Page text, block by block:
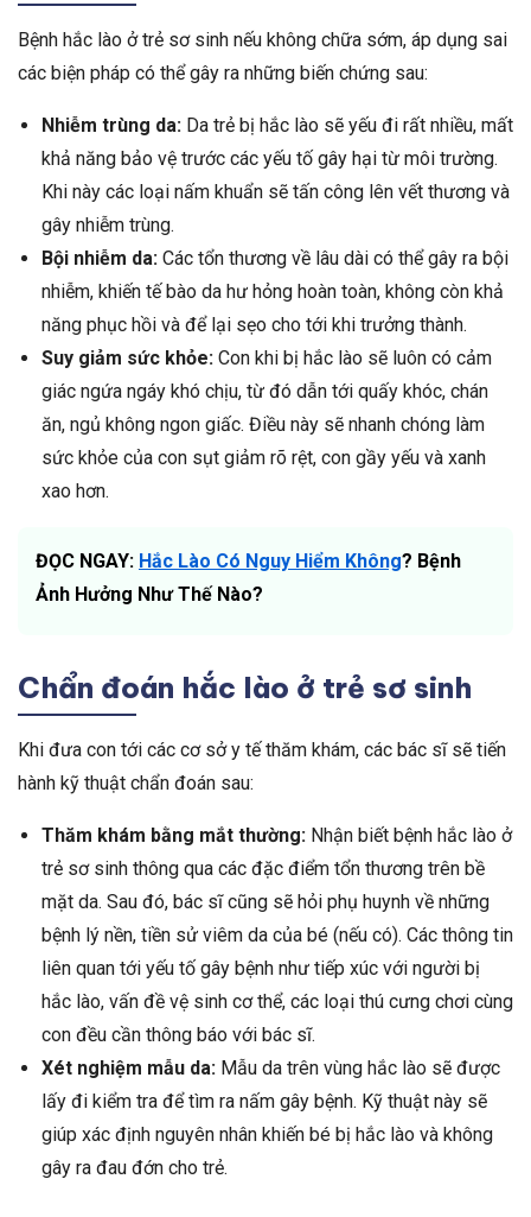
Bệnh hắc lào ở trẻ sơ sinh nếu không chữa sớm, áp dụng sai
các biện pháp có thể gây ra những biến chứng sau:
Nhiễm trùng da: Da trẻ bị hắc lào sẽ yếu đi rất nhiều, mất
khả năng bảo vệ trước các yếu tố gây hại từ môi trường.
Khi này các loại nấm khuẩn sẽ tấn công lên vết thương và
gây nhiễm trùng.
Bội nhiễm da: Các tổn thương về lâu dài có thể gây ra bội
nhiễm, khiến tế bào da hư hỏng hoàn toàn, không còn khả
năng phục hồi và để lại sẹo cho tới khi trưởng thành.
Suy giảm sức khỏe: Con khi bị hắc lào sẽ luôn có cảm
giác ngứa ngáy khó chịu, từ đó dẫn tới quấy khóc, chán
ăn, ngủ không ngon giấc. Điều này sẽ nhanh chóng làm
sức khỏe của con sụt giảm rõ rệt, con gầy yếu và xanh
xao hơn.
ĐỌC NGAY: Hắc Lào Có Nguy Hiểm Không? Bệnh
Ảnh Hưởng Như Thế Nào?
Chẩn đoán hắc lào ở trẻ sơ sinh
Khi đưa con tới các cơ sở y tế thăm khám, các bác sĩ sẽ tiến
hành kỹ thuật chẩn đoán sau:
Thăm khám bằng mắt thường: Nhận biết bệnh hắc lào ở
trẻ sơ sinh thông qua các đặc điểm tổn thương trên bề
mặt da. Sau đó, bác sĩ cũng sẽ hỏi phụ huynh về những
bệnh lý nền, tiền sử viêm da của bé (nếu có). Các thông tin
liên quan tới yếu tố gây bệnh như tiếp xúc với người bị
hắc lào, vấn đề vệ sinh cơ thể, các loại thú cưng chơi cùng
con đều cần thông báo với bác sĩ.
Xét nghiệm mẫu da: Mẫu da trên vùng hắc lào sẽ được
lấy đi kiểm tra để tìm ra nấm gây bệnh. Kỹ thuật này sẽ
giúp xác định nguyên nhân khiến bé bị hắc lào và không
gây ra đau đớn cho trẻ.